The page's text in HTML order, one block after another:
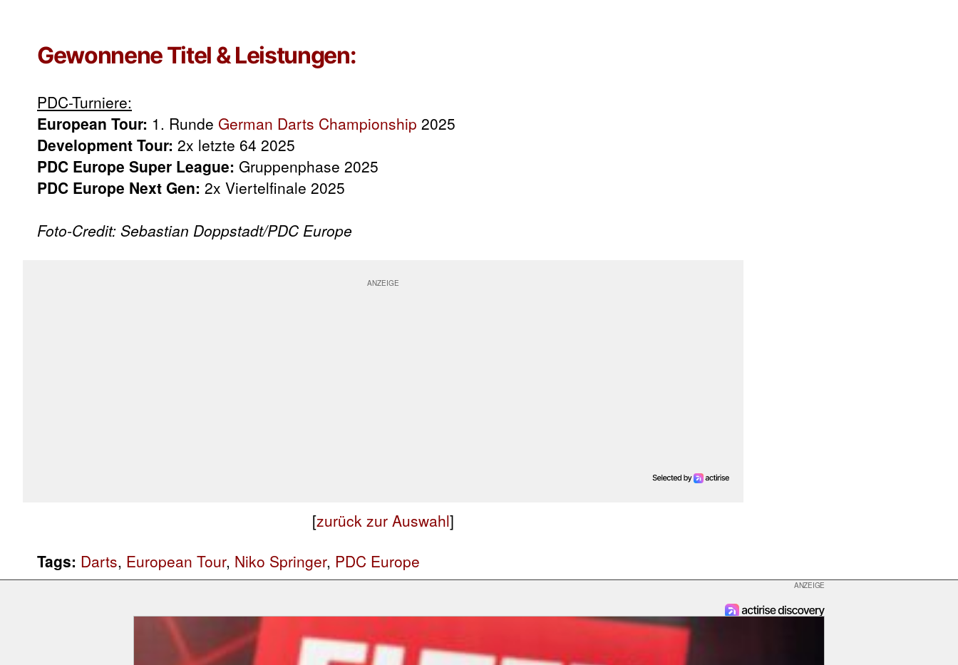
Gewonnene Titel & Leistungen:
PDC-Turniere:
European Tour: 1. Runde German Darts Championship 2025
Development Tour: 2x letzte 64 2025
PDC Europe Super League: Gruppenphase 2025
PDC Europe Next Gen: 2x Viertelfinale 2025
Foto-Credit: Sebastian Doppstadt/PDC Europe
[zurück zur Auswahl]
Tags: Darts, European Tour, Niko Springer, PDC Europe